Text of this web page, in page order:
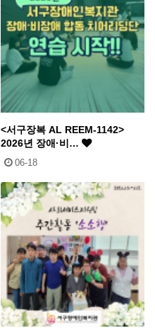
<서구장복 AL REEM-1142>
2026년 장애·비…
06-18